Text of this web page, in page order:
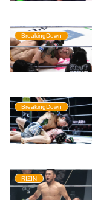
BreakingDown
BreakingDown
RIZIN